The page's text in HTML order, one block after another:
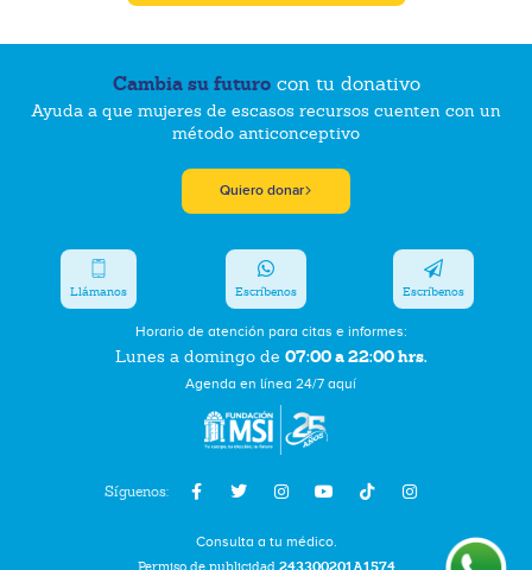
Cambia su futurocon tu donativo
Ayuda a que mujeres de escasos recursos cuenten con un
método anticonceptivo
Quiero donar
Síguenos:
Horario de atención para citas e informes:
Lunes a domingo de 07:00 a 22:00 hrs.
Agenda en línea 24/7 aquí
Llámanos Escríbenos Escríbenos
Consulta a tu médico.
Permiso de publicidad